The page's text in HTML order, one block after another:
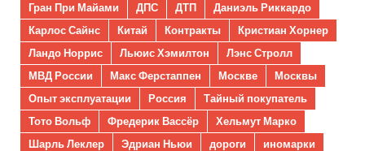
Гран При Майами
ДПС ДТП
Даниэль Риккардо
Карлос Сайнс
Китай Контракты
Кристиан Хорнер
Ландо Норрис
Льюис Хэмилтон
Лэнс Стролл
МВД России
Макс Ферстаппен Москве
Москвы
Опыт эксплуатации
Россия
Тайный покупатель
Тото Вольф
Фредерик Вассёр
Хельмут Марко
Шарль Леклер
Эдриан Ньюи дороги
иномарки